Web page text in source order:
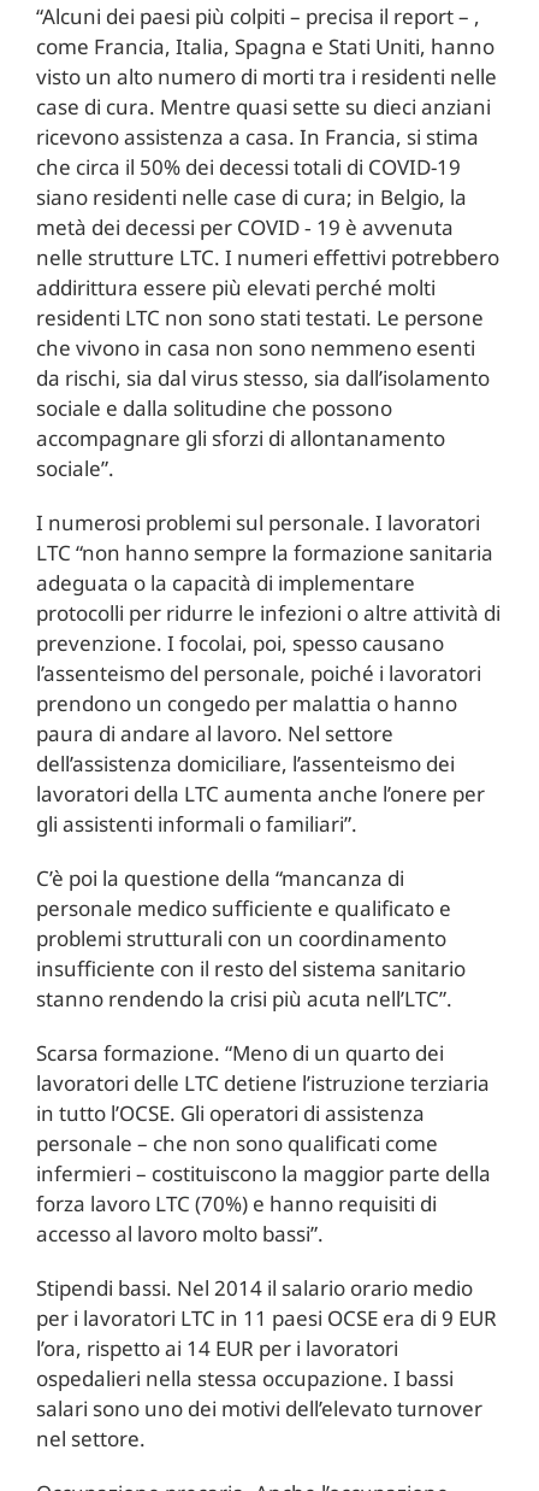
“Alcuni dei paesi più colpiti – precisa il report – ,
come Francia, Italia, Spagna e Stati Uniti, hanno
visto un alto numero di morti tra i residenti nelle
case di cura. Mentre quasi sette su dieci anziani
ricevono assistenza a casa. In Francia, si stima
che circa il 50% dei decessi totali di COVID-19
siano residenti nelle case di cura; in Belgio, la
metà dei decessi per COVID ‑ 19 è avvenuta
nelle strutture LTC. I numeri effettivi potrebbero
addirittura essere più elevati perché molti
residenti LTC non sono stati testati. Le persone
che vivono in casa non sono nemmeno esenti
da rischi, sia dal virus stesso, sia dall’isolamento
sociale e dalla solitudine che possono
accompagnare gli sforzi di allontanamento
sociale”.
I numerosi problemi sul personale. I lavoratori
LTC “non hanno sempre la formazione sanitaria
adeguata o la capacità di implementare
protocolli per ridurre le infezioni o altre attività di
prevenzione. I focolai, poi, spesso causano
l’assenteismo del personale, poiché i lavoratori
prendono un congedo per malattia o hanno
paura di andare al lavoro. Nel settore
dell’assistenza domiciliare, l’assenteismo dei
lavoratori della LTC aumenta anche l’onere per
gli assistenti informali o familiari”.
C’è poi la questione della “mancanza di
personale medico sufficiente e qualificato e
problemi strutturali con un coordinamento
insufficiente con il resto del sistema sanitario
stanno rendendo la crisi più acuta nell’LTC”.
Scarsa formazione. “Meno di un quarto dei
lavoratori delle LTC detiene l’istruzione terziaria
in tutto l’OCSE. Gli operatori di assistenza
personale – che non sono qualificati come
infermieri – costituiscono la maggior parte della
forza lavoro LTC (70%) e hanno requisiti di
accesso al lavoro molto bassi”.
Stipendi bassi. Nel 2014 il salario orario medio
per i lavoratori LTC in 11 paesi OCSE era di 9 EUR
l’ora, rispetto ai 14 EUR per i lavoratori
ospedalieri nella stessa occupazione. I bassi
salari sono uno dei motivi dell’elevato turnover
nel settore.